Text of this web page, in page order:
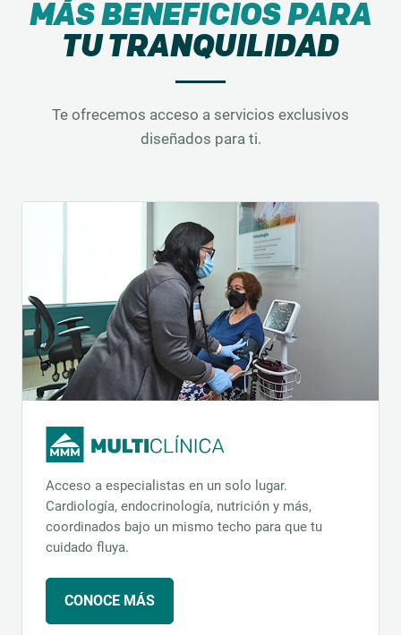
MÁS BENEFICIOS PARA
TU TRANQUILIDAD
Te ofrecemos acceso a servicios exclusivos
diseñados para ti.
Acceso a especialistas en un solo lugar.
Cardiología, endocrinología, nutrición y más,
coordinados bajo un mismo techo para que tu
cuidado fluya.
CONOCE MÁS